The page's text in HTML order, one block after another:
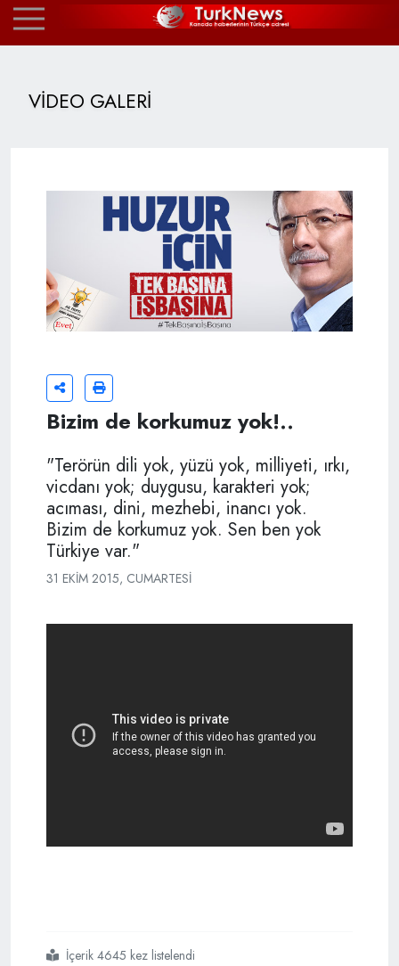
VİDEO GALERİ
Bizim de korkumuz yok!..
"Terörün dili yok, yüzü yok, milliyeti, ırkı,
vicdanı yok; duygusu, karakteri yok;
acıması, dini, mezhebi, inancı yok.
Bizim de korkumuz yok. Sen ben yok
Türkiye var."
31 EKIM 2015, CUMARTESI
#bizim
#de
#korkumuz
#yokİçerik 4645 kez listelendi